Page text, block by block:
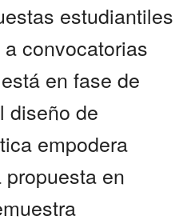
estudiantiles
convocatorias
en fase de
diseño de
empodera
en